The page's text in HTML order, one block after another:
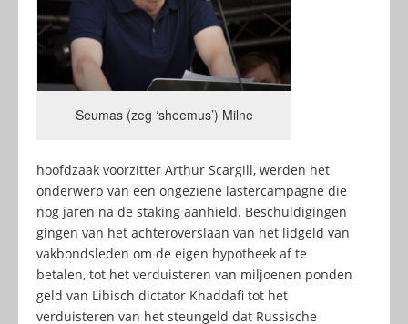
Seumas (zeg ‘sheemus’) Milne
hoofdzaak voorzitter Arthur Scargill, werden het
onderwerp van een ongeziene lastercampagne die
nog jaren na de staking aanhield. Beschuldigingen
gingen van het achteroverslaan van het lidgeld van
vakbondsleden om de eigen hypotheek af te
betalen, tot het verduisteren van miljoenen ponden
geld van Libisch dictator Khaddafi tot het
verduisteren van het steungeld dat Russische